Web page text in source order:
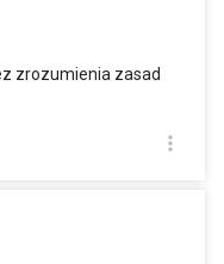
zrozumienia zasad